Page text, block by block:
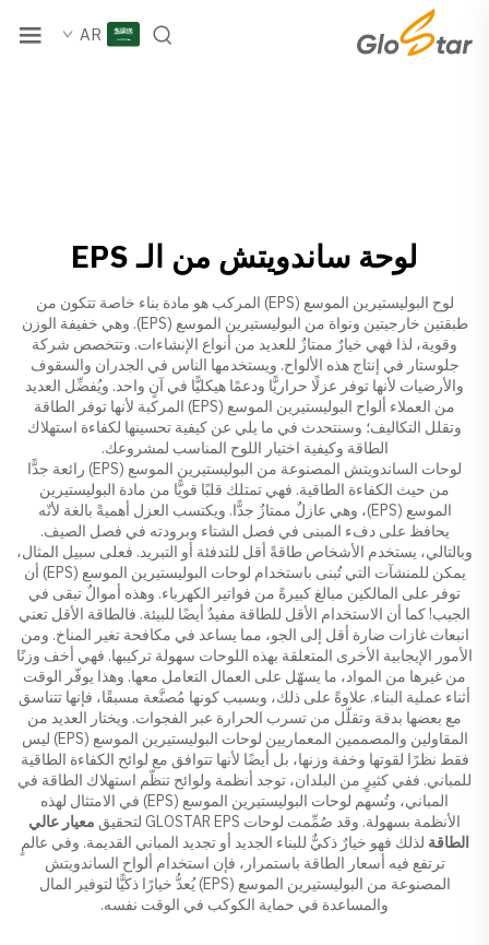
AR
لوحة ساندويتش من الـ EPS
لوح البوليستيرين الموسع (EPS) المركب هو مادة بناء خاصة تتكون من
طبقتين خارجيتين ونواة من البوليستيرين الموسع (EPS). وهي خفيفة الوزن
وقوية، لذا فهي خيارٌ ممتازٌ للعديد من أنواع الإنشاءات. وتتخصص شركة
جلوستار في إنتاج هذه الألواح. ويستخدمها الناس في الجدران والسقوف
والأرضيات لأنها توفر عزلًا حراريًّا ودعمًا هيكليًّا في آنٍ واحد. ويُفضِّل العديد
من العملاء ألواح البوليستيرين الموسع (EPS) المركبة لأنها توفر الطاقة
وتقلل التكاليف؛ وسنتحدث في ما يلي عن كيفية تحسينها لكفاءة استهلاك
الطاقة وكيفية اختيار اللوح المناسب لمشروعك.
لوحات الساندويتش المصنوعة من البوليستيرين الموسع (EPS) رائعة جدًّا
من حيث الكفاءة الطاقية. فهي تمتلك قلبًا قويًّا من مادة البوليستيرين
الموسع (EPS)، وهي عازلٌ ممتازٌ جدًّا. ويكتسب العزل أهميةً بالغة لأنّه
يحافظ على دفء المبنى في فصل الشتاء وبرودته في فصل الصيف.
وبالتالي، يستخدم الأشخاص طاقةً أقل للتدفئة أو التبريد. فعلى سبيل المثال،
يمكن للمنشآت التي تُبنى باستخدام لوحات البوليستيرين الموسع (EPS) أن
توفر على المالكين مبالغ كبيرةً من فواتير الكهرباء. وهذه أموالٌ تبقى في
الجيب! كما أن الاستخدام الأقل للطاقة مفيدٌ أيضًا للبيئة. فالطاقة الأقل تعني
انبعاث غازات ضارة أقل إلى الجو، مما يساعد في مكافحة تغير المناخ. ومن
الأمور الإيجابية الأخرى المتعلقة بهذه اللوحات سهولة تركيبها. فهي أخف وزنًا
من غيرها من المواد، ما يسهّل على العمال التعامل معها. وهذا يوفّر الوقت
أثناء عملية البناء. علاوةً على ذلك، وبسبب كونها مُصنَّعة مسبقًا، فإنها تتناسق
مع بعضها بدقة وتقلّل من تسرب الحرارة عبر الفجوات. ويختار العديد من
المقاولين والمصممين المعماريين لوحات البوليستيرين الموسع (EPS) ليس
فقط نظرًا لقوتها وخفة وزنها، بل أيضًا لأنها تتوافق مع لوائح الكفاءة الطاقية
للمباني. ففي كثيرٍ من البلدان، توجد أنظمة ولوائح تنظّم استهلاك الطاقة في
المباني، وتُسهم لوحات البوليستيرين الموسع (EPS) في الامتثال لهذه
الأنظمة بسهولة. وقد صُمِّمت لوحات GLOSTAR EPS لتحقيق
معيار عالي
الطاقة لذلك فهو خيارٌ ذكيٌّ للبناء الجديد أو تجديد المباني القديمة. وفي عالمٍ
ترتفع فيه أسعار الطاقة باستمرار، فإن استخدام ألواح الساندويتش
المصنوعة من البوليستيرين الموسع (EPS) يُعدُّ خيارًا ذكيًّا لتوفير المال
والمساعدة في حماية الكوكب في الوقت نفسه.